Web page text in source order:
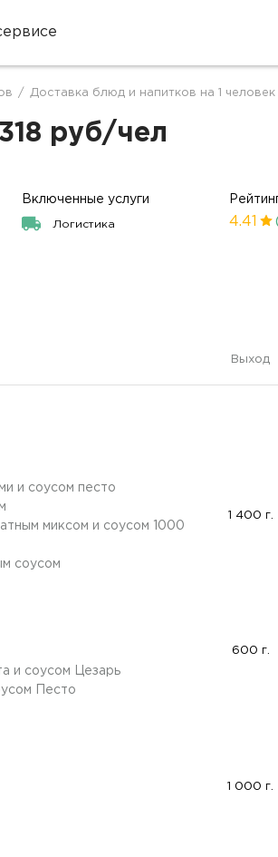
/ Доставка блюд и напитков на 1 человек
руб/чел
Включенные услуги
Логистика 4.41
Выход
и соусом песто
миксом и соусом 1000
соусом
1 400 г.
и соусом Цезарь
Песто
600 г.
1 000 г.